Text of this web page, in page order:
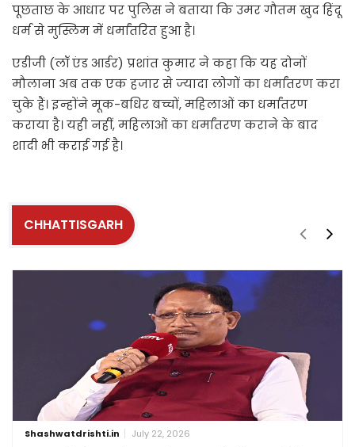
पूछताछ के आधार पर पुलिस ने बताया कि उमर गौतम खुद हिंदू
धर्म से मुस्लिम में धर्मांतरित हुआ है।
एडीजी (लॉ एंड आर्डर) प्रशांत कुमार ने कहा कि यह दोनों
मौलाना अब तक एक हजार से ज्‍यादा लोगों का धर्मांतरण करा
चुके हैं। इन्‍होंने मूक-बधिर बच्चों, महिलाओं का धर्मांतरण
कराया है। यही नहीं, महिलाओं का धर्मांतरण कराने के बाद
शादी भी कराई गई है।
CHHATTISGARH
Shashwatdrishti.in July 22, 2026